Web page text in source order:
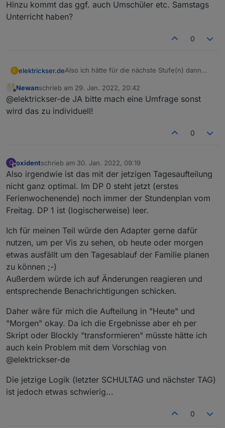
Hinzu kommt das ggf. auch Umschüler etc. Samstags
Unterricht haben?
0
E elektrickser.deAlso ich hätte für die nächste Stufe(n) dann
Lehreranzeige
Fächer in Klarnamen (zu konfigurieren in
den Adapter-Einstellungen
Studenplanvorlagen für die VIS
bin ich im Moment dran
wir können ja mal Ideen sammeln und dann
eine Umfrage machen und ermittteln was am
Offline
Newanschrieb am 29. Jan. 2022, 20:42
zuletzt editiert von
@elektrickser-de JA bitte mach eine Umfrage sonst
wird das zu individuell!
0
O
Offline
oxidentschrieb am 30. Jan. 2022, 09:19
zuletzt editiert von
Also irgendwie ist das mit der jetzigen Tagesaufteilung
nicht ganz optimal. Im DP 0 steht jetzt (erstes
Ferienwochenende) noch immer der Stundenplan vom
Freitag. DP 1 ist (logischerweise) leer.
Ich für meinen Teil würde den Adapter gerne dafür
nutzen, um per Vis zu sehen, ob heute oder morgen
etwas ausfällt um den Tagesablauf der Familie planen
zu können ;-)
Außerdem würde ich auf Änderungen reagieren und
entsprechende Benachrichtigungen schicken.
Daher wäre für mich die Aufteilung in "Heute" und
"Morgen" okay. Da ich die Ergebnisse aber eh per
Skript oder Blockly "transformieren" müsste hätte ich
auch kein Problem mit dem Vorschlag von
@elektrickser-de
Die jetzige Logik (letzter SCHULTAG und nächster TAG)
ist jedoch etwas schwierig...
0